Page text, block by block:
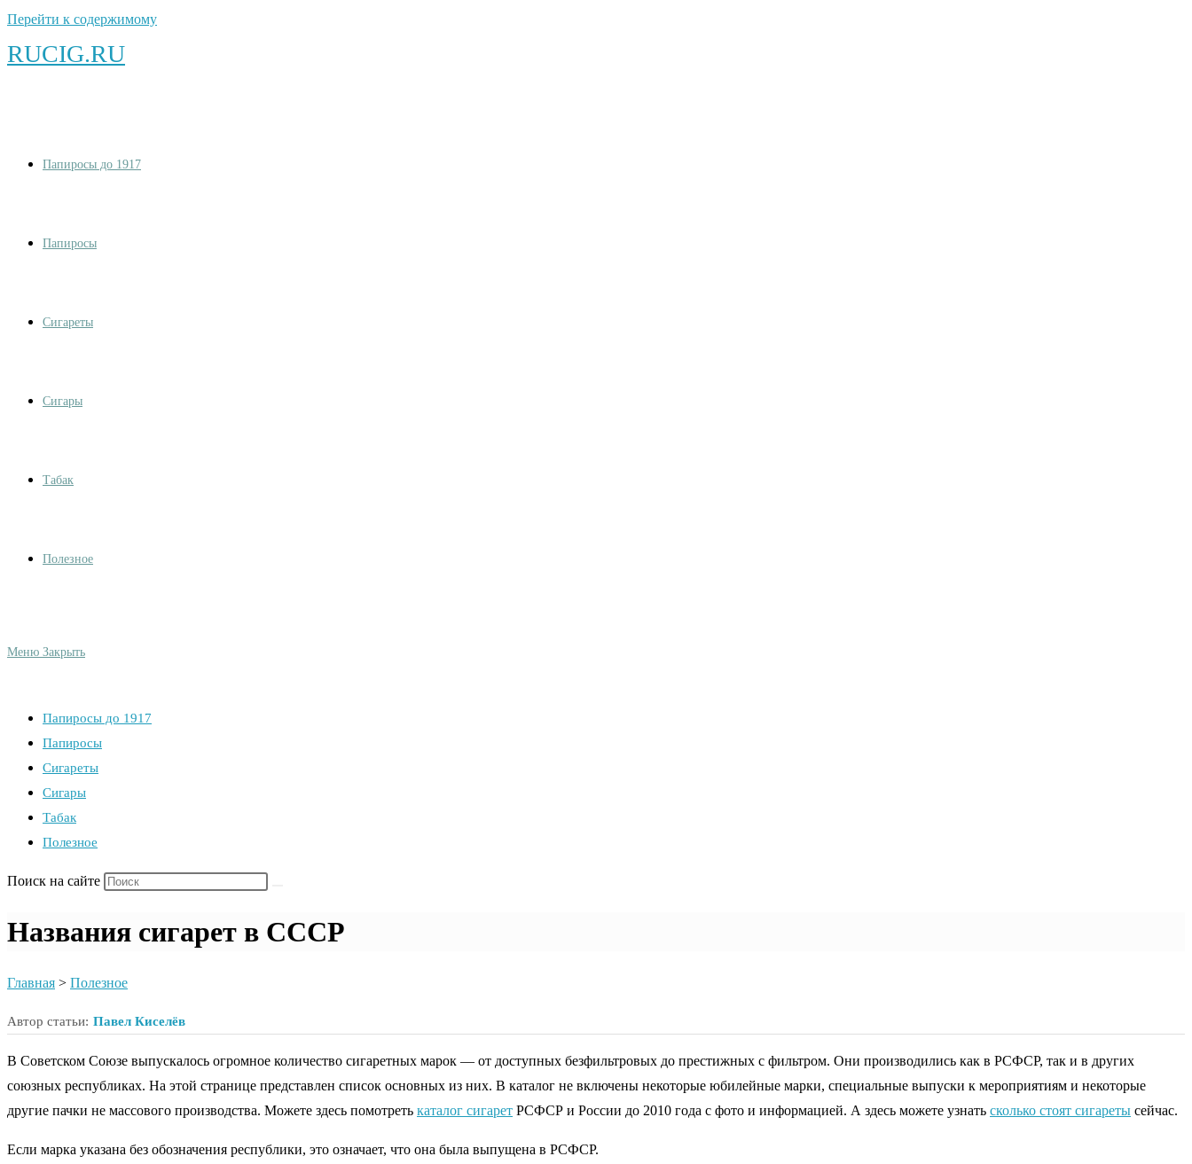
Перейти к содержимому
RUCIG.RU
Папиросы до 1917
Папиросы
Сигареты
Сигары
Табак
Полезное
Меню Закрыть
Папиросы до 1917
Папиросы
Сигареты
Сигары
Табак
Полезное
Поиск на сайте
Названия сигарет в СССР
Главная > Полезное
Автор статьи: Павел Киселёв
В Советском Союзе выпускалось огромное количество сигаретных марок — от доступных безфильтровых до престижных с фильтром. Они производились как в РСФСР, так и в других
союзных республиках. На этой странице представлен список основных из них. В каталог не включены некоторые юбилейные марки, специальные выпуски к мероприятиям и некоторые
другие пачки не массового производства. Можете здесь помотреть каталог сигарет РСФСР и России до 2010 года с фото и информацией. А здесь можете узнать сколько стоят сигареты сейчас.
Если марка указана без обозначения республики, это означает, что она была выпущена в РСФСР.